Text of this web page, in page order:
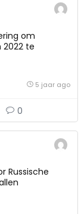
om
te
5 jaar ago
0
Russische